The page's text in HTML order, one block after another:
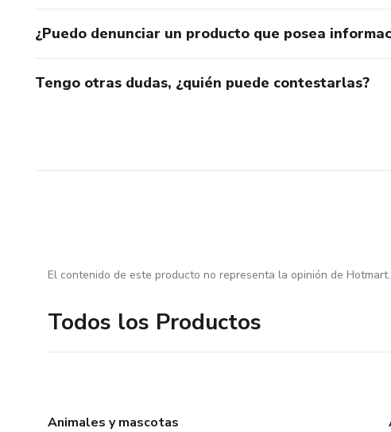
¿Puedo denunciar un producto que posea
Tengo otras dudas, ¿quién puede contestarlas?
El contenido de este producto no representa la opinión de
Todos los Productos
Animales y mascotas